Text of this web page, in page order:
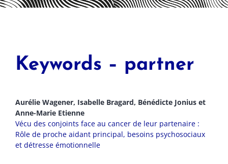
Keywords – partner
Aurélie Wagener, Isabelle Bragard, Bénédicte Jonius et
Anne-Marie Etienne
Vécu des conjoints face au cancer de leur partenaire :
Rôle de proche aidant principal, besoins psychosociaux
et détresse émotionnelle